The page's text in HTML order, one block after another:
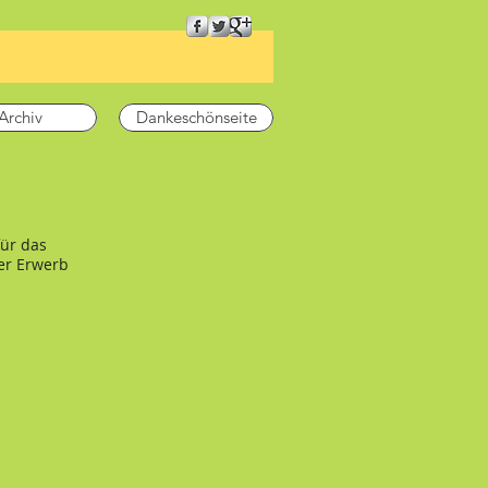
Dankeschönseite
das
Erwerb